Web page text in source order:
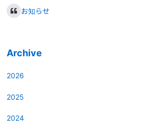
お知らせ
Archive
2026
2025
2024